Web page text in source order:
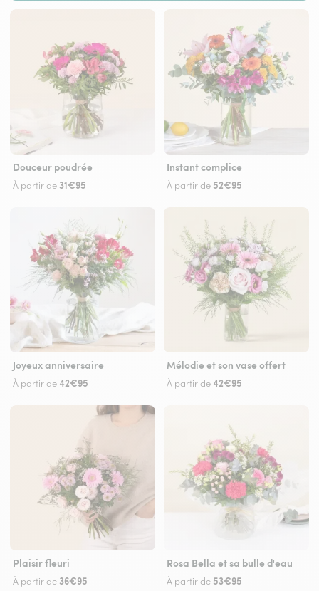
Douceur poudrée
À partir de 31€95
Instant complice
À partir de 52€95
Joyeux anniversaire
À partir de42€95
Mélodie et son vase offert
À partir de42€95
Plaisir fleuri
À partir de 36€95
Rosa Bella et sa bulle d'eau
À partir de 53€95